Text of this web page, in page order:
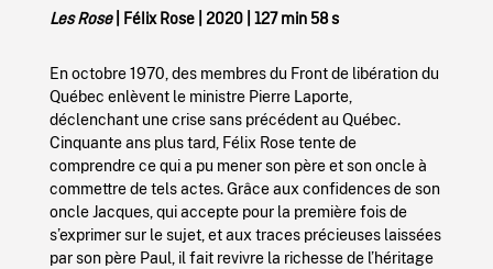
Les Rose| Félix Rose | 2020 | 127 min 58 s
En octobre 1970, des membres du Front de libération du
Québec enlèvent le ministre Pierre Laporte,
déclenchant une crise sans précédent au Québec.
Cinquante ans plus tard, Félix Rose tente de
comprendre ce qui a pu mener son père et son oncle à
commettre de tels actes. Grâce aux confidences de son
oncle Jacques, qui accepte pour la première fois de
s’exprimer sur le sujet, et aux traces précieuses laissées
par son père Paul, il fait revivre la richesse de l’héritage